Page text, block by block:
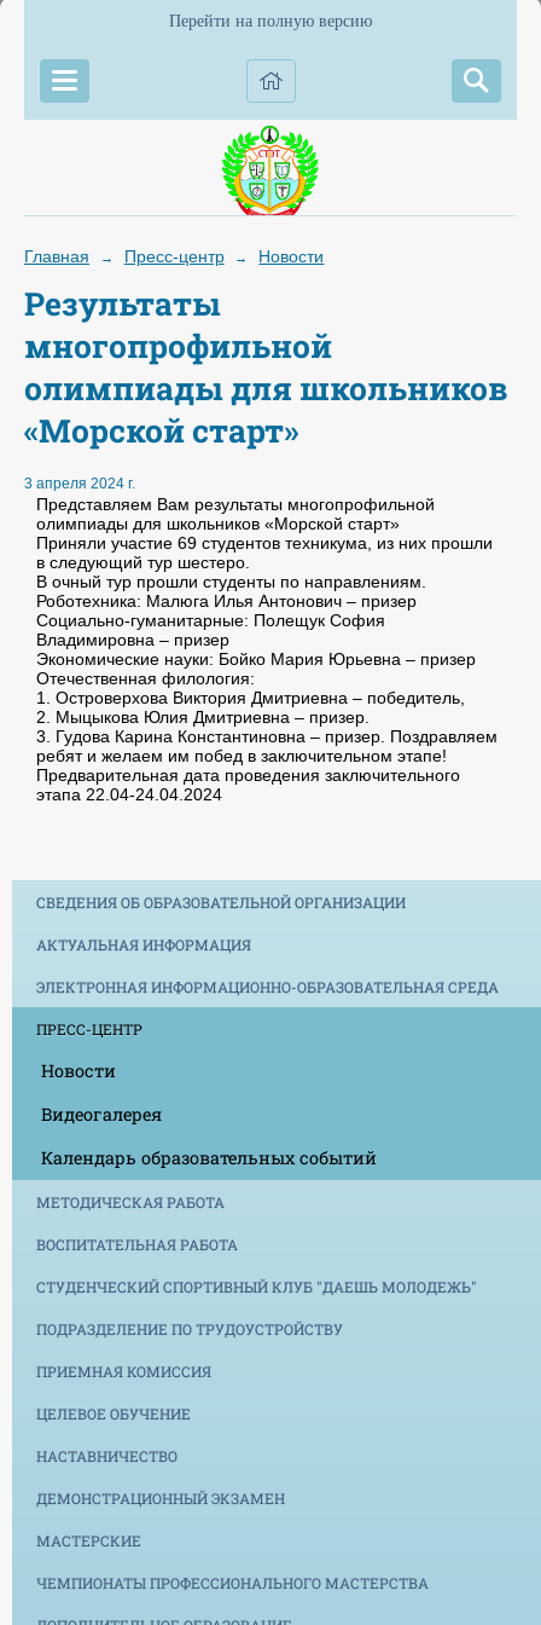
Перейти на полную версию
Главная → Пресс-центр → Новости
Результаты
многопрофильной
олимпиады для школьников
«Морской старт»
3 апреля 2024 г.
Представляем Вам результаты многопрофильной
олимпиады для школьников «Морской старт»
Приняли участие 69 студентов техникума, из них прошли
в следующий тур шестеро.
В очный тур прошли студенты по направлениям.
Роботехника: Малюга Илья Антонович – призер
Социально-гуманитарные: Полещук София
Владимировна – призер
Экономические науки: Бойко Мария Юрьевна – призер
Отечественная филология:
1. Островерхова Виктория Дмитриевна – победитель,
2. Мыцыкова Юлия Дмитриевна – призер.
3. Гудова Карина Константиновна – призер. Поздравляем
ребят и желаем им побед в заключительном этапе!
Предварительная дата проведения заключительного
этапа 22.04-24.04.2024
СВЕДЕНИЯ ОБ ОБРАЗОВАТЕЛЬНОЙ ОРГАНИЗАЦИИ
АКТУАЛЬНАЯ ИНФОРМАЦИЯ
ЭЛЕКТРОННАЯ ИНФОРМАЦИОННО-ОБРАЗОВАТЕЛЬНАЯ СРЕДА
ПРЕСС-ЦЕНТР
Новости
Видеогалерея
Календарь образовательных событий
МЕТОДИЧЕСКАЯ РАБОТА
ВОСПИТАТЕЛЬНАЯ РАБОТА
СТУДЕНЧЕСКИЙ СПОРТИВНЫЙ КЛУБ "ДАЕШЬ МОЛОДЕЖЬ"
ПОДРАЗДЕЛЕНИЕ ПО ТРУДОУСТРОЙСТВУ
ПРИЕМНАЯ КОМИССИЯ
ЦЕЛЕВОЕ ОБУЧЕНИЕ
НАСТАВНИЧЕСТВО
ДЕМОНСТРАЦИОННЫЙ ЭКЗАМЕН
МАСТЕРСКИЕ
ЧЕМПИОНАТЫ ПРОФЕССИОНАЛЬНОГО МАСТЕРСТВА